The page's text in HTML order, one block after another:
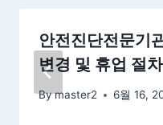
안전진단전문기
변경 및 휴업 절
Bymaster2 6월 16,